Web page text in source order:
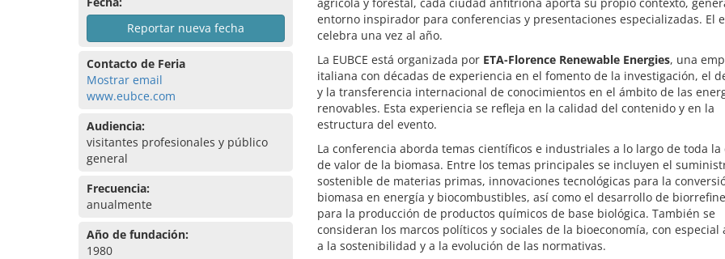
Reportar nueva fecha
Contacto de Feria
Mostrar email
www.eubce.com
Audiencia:
visitantes profesionales y público
general
Frecuencia:
anualmente
Año de fundación:
1980
entorno inspirador para conferencias y presentaciones especializadas. El
celebra una vez al año.
La EUBCE está organizada por ETA-Florence Renewable Energies, una
italiana con décadas de experiencia en el fomento de la investigación, el
y la transferencia internacional de conocimientos en el ámbito de las
renovables. Esta experiencia se refleja en la calidad del contenido y en la
estructura del evento.
La conferencia aborda temas científicos e industriales a lo largo de toda la
de valor de la biomasa. Entre los temas principales se incluyen el
sostenible de materias primas, innovaciones tecnológicas para la
biomasa en energía y biocombustibles, así como el desarrollo de
para la producción de productos químicos de base biológica. También se
consideran los marcos políticos y sociales de la bioeconomía, con especial
a la sostenibilidad y a la evolución de las normativas.